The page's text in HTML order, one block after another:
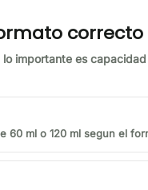
correcto
lo importante es
60 ml o 120 ml segun el